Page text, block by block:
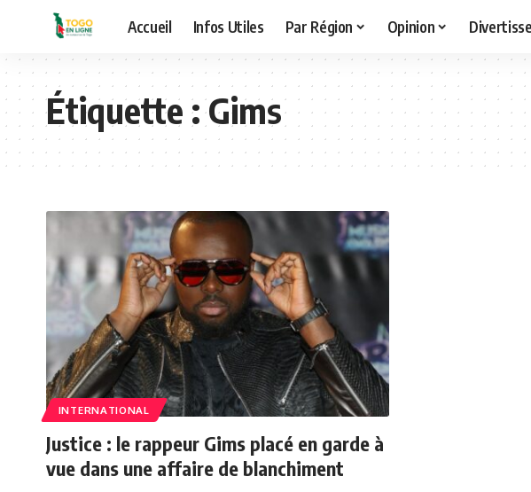
Accueil Infos Utiles Par Région Opinion
Étiquette :Gims
INTERNATIONAL
Justice : le rappeur Gims placé en garde à
vue dans une affaire de blanchiment